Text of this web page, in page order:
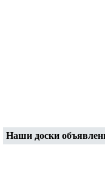
Наши доски